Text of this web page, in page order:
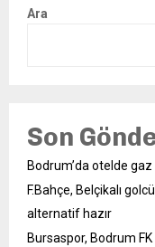
Ara
Son
Bodrum’da otelde gaz
F.Bahçe, Belçikalı
alternatif hazır
Bursaspor, Bodrum